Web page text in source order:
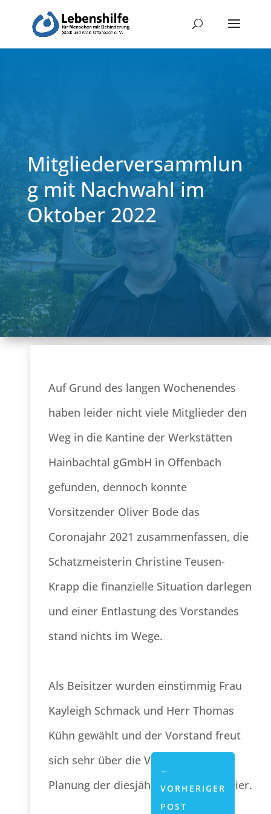
Mitgliederversammlun
g mit Nachwahl im
Oktober 2022
Auf Grund des langen Wochenendes
haben leider nicht viele Mitglieder den
Weg in die Kantine der Werkstätten
Hainbachtal gGmbH in Offenbach
gefunden, dennoch konnte
Vorsitzender Oliver Bode das
Coronajahr 2021 zusammenfassen, die
Schatzmeisterin Christine Teusen-
Krapp die finanzielle Situation darlegen
und einer Entlastung des Vorstandes
stand nichts im Wege.
Als Beisitzer wurden einstimmig Frau
Kayleigh Schmack und Herr Thomas
Kühn gewählt und der Vorstand freut
sich sehr über die Verstärkung und
Planung der diesjährigen Nikolausfeier.
←
VORHERIGER
POST